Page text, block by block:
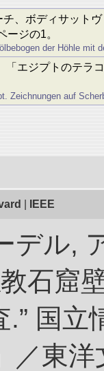
チ、ボディサット
ージの1。
der Höhle mit
「エジプトのテラ
Zeichnungen auf
IEEE
デル,
石窟
.” 国
／東洋